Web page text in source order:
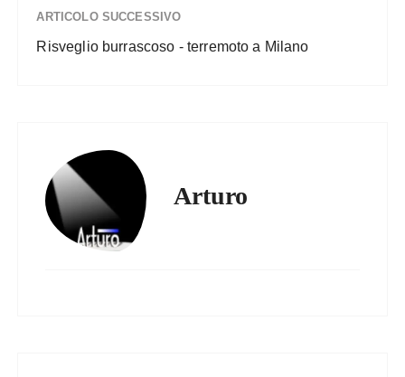
ARTICOLO SUCCESSIVO
Risveglio burrascoso - terremoto a Milano
Arturo